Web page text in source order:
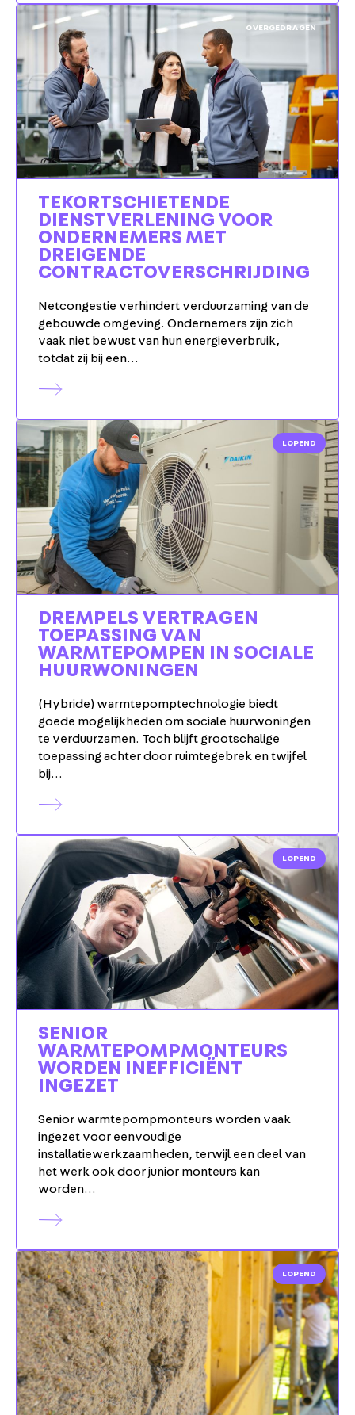
OVERGEDRAGEN
TEKORTSCHIETENDE
DIENSTVERLENING VOOR
ONDERNEMERS MET
DREIGENDE
CONTRACTOVERSCHRIJDING
Netcongestie verhindert verduurzaming van de
gebouwde omgeving. Ondernemers zijn zich
vaak niet bewust van hun energieverbruik,
totdat zij bij een…
LOPEND
DREMPELS VERTRAGEN
TOEPASSING VAN
WARMTEPOMPEN IN SOCIALE
HUURWONINGEN
(Hybride) warmtepomptechnologie biedt
goede mogelijkheden om sociale huurwoningen
te verduurzamen. Toch blijft grootschalige
toepassing achter door ruimtegebrek en twijfel
bij…
LOPEND
SENIOR
WARMTEPOMPMONTEURS
WORDEN INEFFICIËNT
INGEZET
Senior warmtepompmonteurs worden vaak
ingezet voor eenvoudige
installatiewerkzaamheden, terwijl een deel van
het werk ook door junior monteurs kan
worden…
LOPEND